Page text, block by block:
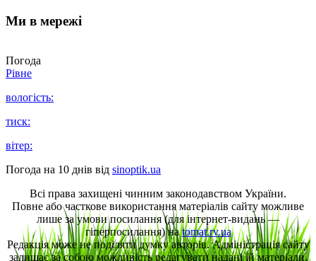
Ми в мережі
Погода
Рівне
вологість:
тиск:
вітер:
Погода на 10 днів від sinoptik.ua
Всі права захищені чинним законодавством України.
Повне або часткове використання матеріалів сайту можливе
лише за умови посилання (для інтернет-видань —
гіперпосилання) наtomat.rv.ua
Редакція може не поділяти думку авторів. Адміністрація сайту
залишає за собою можливість редагувати надані їй матеріали.